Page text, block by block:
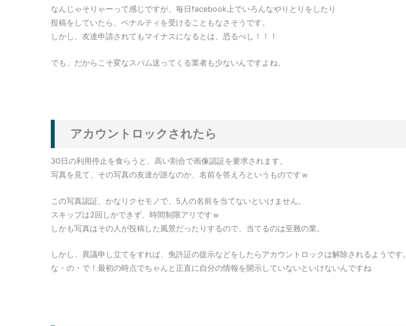
なんじゃそりゃーって感じですが、毎日facebook上でいろんなやりとりをしたり
投稿をしていたら、ペナルティを受けることもなさそうです。
しかし、友達申請されてもマイナスになるとは、恐るべし！！！
でも、だからこそ変なスパム送ってくる業者も少ないんですよね。
アカウントロックされたら
30日の利用停止を食らうと、高い割合で画像認証を要求されます。
写真を見て、その写真の友達が誰なのか、名前を答えろというものですｗ
この写真認証、かなりクセモノで、5人の名前を当てないといけません。
スキップは2回しかできず、時間制限アリですｗ
しかも写真はその人が投稿した風景だったりするので、当てるのは至難の業。
しかし、異議申し立てをすれば、免許証の提示などをしたらアカウントロックは解除されるようです。
な・の・で！最初の時点でちゃんと正直に自分の情報を開示していないといけないんですね